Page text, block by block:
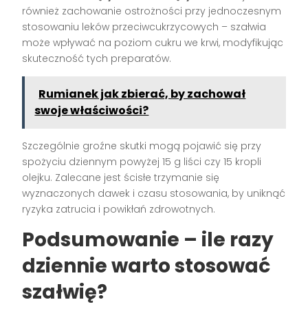
również zachowanie ostrożności przy jednoczesnym
stosowaniu leków przeciwcukrzycowych – szałwia
może wpływać na poziom cukru we krwi, modyfikując
skuteczność tych preparatów.
Rumianek jak zbierać, by zachował
swoje właściwości?
Szczególnie groźne skutki mogą pojawić się przy
spożyciu dziennym powyżej 15 g liści czy 15 kropli
olejku. Zalecane jest ścisłe trzymanie się
wyznaczonych dawek i czasu stosowania, by uniknąć
ryzyka zatrucia i powikłań zdrowotnych.
Podsumowanie – ile razy
dziennie warto stosować
szałwię?